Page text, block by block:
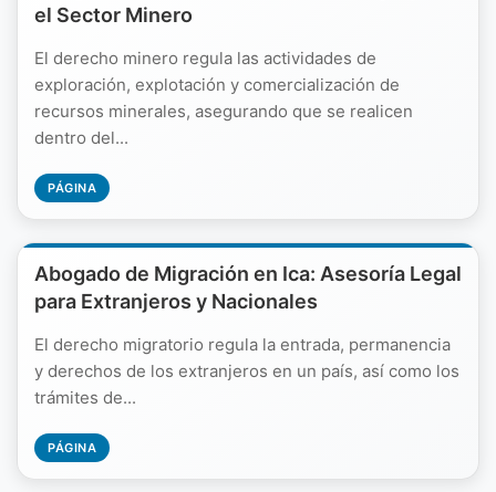
el Sector Minero
El derecho minero regula las actividades de
exploración, explotación y comercialización de
recursos minerales, asegurando que se realicen
dentro del...
PÁGINA
Abogado de Migración en Ica: Asesoría Legal
para Extranjeros y Nacionales
El derecho migratorio regula la entrada, permanencia
y derechos de los extranjeros en un país, así como los
trámites de...
PÁGINA